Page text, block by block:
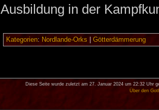
Ausbildung in der
Kategorien: Nordlande-Orks Götterdämmerung
Diese Seite wurde zuletzt am 27. Januar 2024 um 22:32 Uhr
Über den